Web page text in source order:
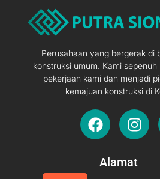
Perusahaan yang bergerak di
konstruksi umum. Kami
pekerjaan kami dan menjadi
kemajuan konstruksi di
F
a
e
I
n
t
Alamat